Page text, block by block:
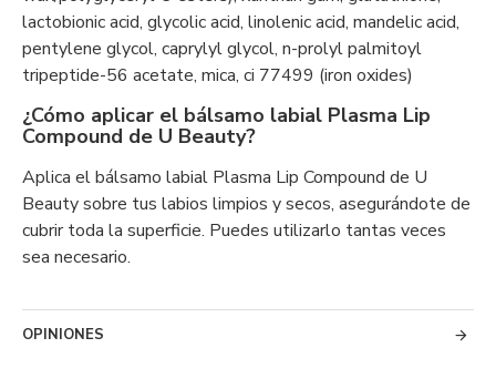
lactobionic acid, glycolic acid, linolenic acid, mandelic acid,
pentylene glycol, caprylyl glycol, n-prolyl palmitoyl
tripeptide-56 acetate, mica, ci 77499 (iron oxides)
¿Cómo aplicar el bálsamo labial Plasma Lip
Compound de U Beauty?
Aplica el bálsamo labial Plasma Lip Compound de U
Beauty sobre tus labios limpios y secos, asegurándote de
cubrir toda la superficie. Puedes utilizarlo tantas veces
sea necesario.
OPINIONES